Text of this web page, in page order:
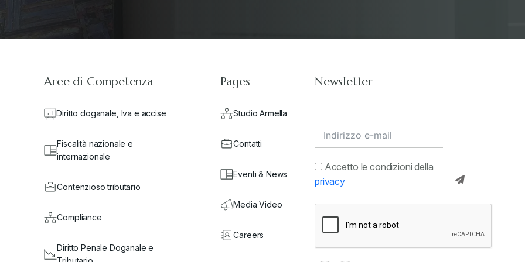
Stampa 2023
valore in dogana +
Aree di Competenza
Diritto doganale, Iva e accise
Fiscalità nazionale e
internazionale
Contenzioso tributario
Compliance
Diritto Penale Doganale e
Pages
Studio Armella
Contatti
Eventi & News
Media Video
Careers
Newsletter
Accetto le condizioni della
privacy